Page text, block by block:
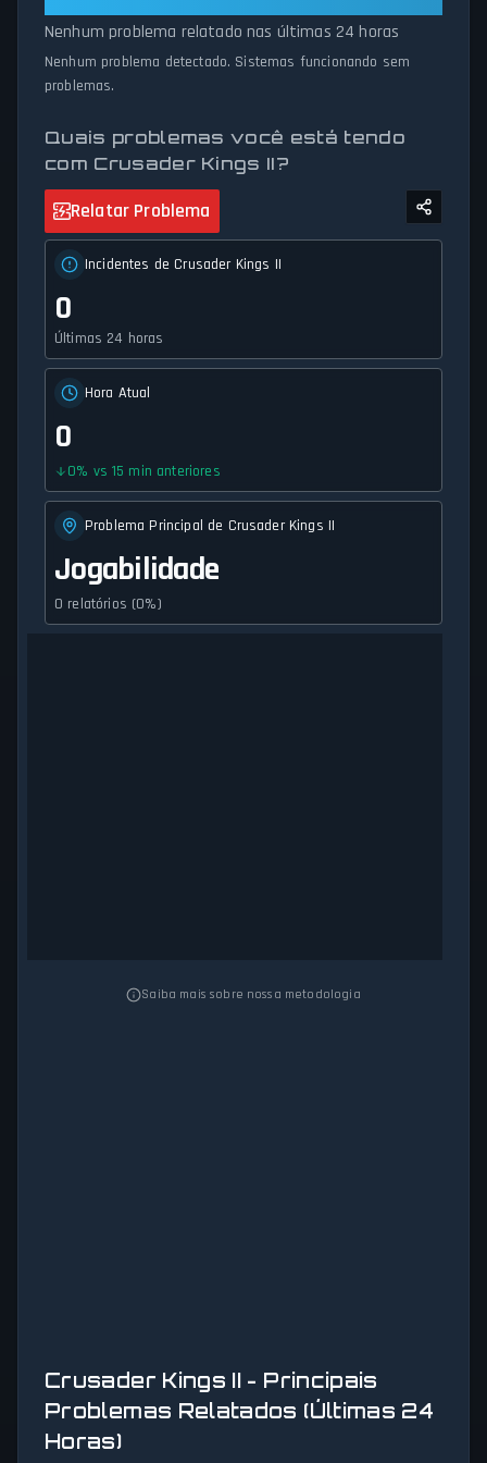
relatórios excedem os limites normais. Se Crusader Kings II
estiver fora do ar para manutenção ou enfrentando problemas
de conectividade inesperados, nosso rastreador de status
fornece atualizações precisas e em tempo real sobre a
Nenhum problema relatado nas últimas 24 horas
Nenhum problema detectado. Sistemas funcionando sem
problemas.
Quais problemas você está tendo
com Crusader Kings II?
Relatar Problema
Incidentes de Crusader Kings II
0
Últimas 24 horas
Hora Atual
0
0% vs 15 min anteriores
Problema Principal de Crusader Kings II
Jogabilidade
0 relatórios (0%)
Saiba mais sobre nossa metodologia
Crusader Kings II - Principais
Problemas Relatados (Últimas 24
Horas)